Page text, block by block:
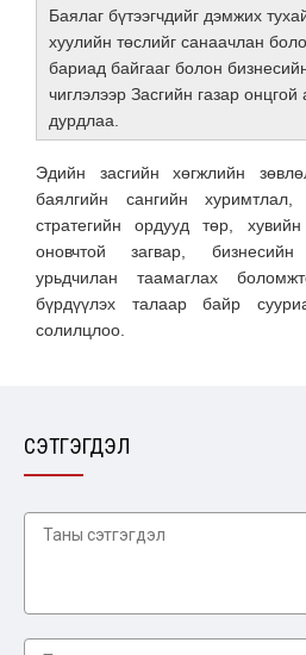
Баялаг бүтээгчдийг дэмжих
хуулийн төслийг санаачлан
бариад байгааг болон
чиглэлээр Засгийн газар
дурдлаа.
Эдийн засгийн хөгжлийн
баялгийн сангийн хуримтлал,
стратегийн ордууд төр,
оновчтой загвар,
урьдчилан таамаглах
бүрдүүлэх талаар байр
солилцлоо.
СЭТГЭГДЭЛ